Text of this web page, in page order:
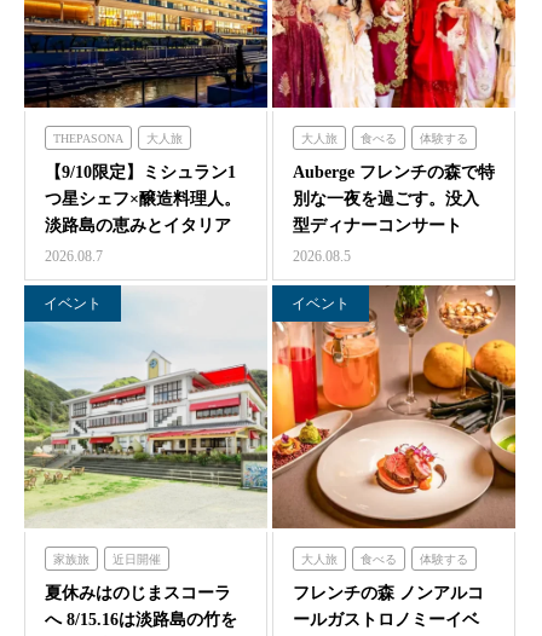
THEPASONA 大人旅
食べる 体験する
【9/10限定】ミシュラン1
つ星シェフ×醸造料理人。
淡路島の恵みとイタリア
料理の感性が交わ…
2026.08.7
大人旅 食べる 体験する
泊まる フレンチの森
Auberge フレンチの森で特
別な一夜を過ごす。没入
型ディナーコンサート
『サロン・ド・モ…
2026.08.5
イベント
家族旅 近日開催
のじまスコーラ
夏休みはのじまスコーラ
へ 8/15.16は淡路島の竹を
イベント
大人旅 食べる 体験する
フレンチの森
フレンチの森 ノンアルコ
ールガストロノミーイベ